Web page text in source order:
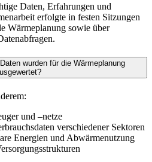
Daten, Erfahrungen und
erfolgte in festen Sitzungen
Wärmeplanung sowie über
wurden für die Wärmeplanung
und –netze
verschiedener Sektoren
Energien und Abwärmenutzung